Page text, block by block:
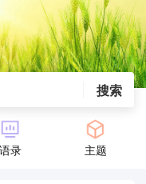
搜索
语录 主题